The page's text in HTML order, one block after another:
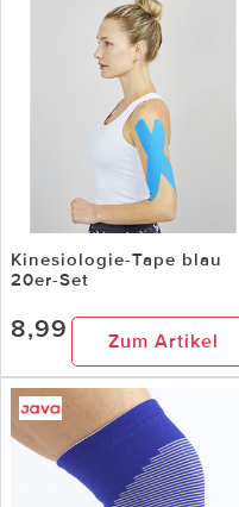
Kinesiologie-Tape blau
20er-Set
8,99 Zum Artikel